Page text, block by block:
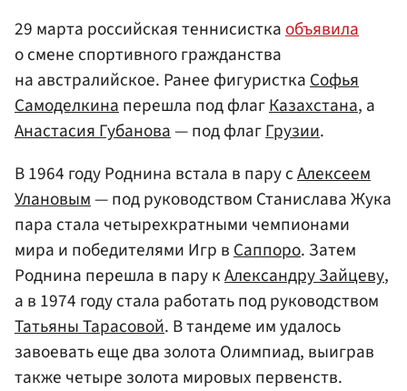
29 марта российская теннисисткаобъявила
о смене спортивного гражданства
на австралийское. Ранее фигуристкаСофья
Самоделкинаперешла под флагКазахстана, а
Анастасия Губанова— под флагГрузии.
В 1964 году Роднина встала в пару сАлексеем
Улановым— под руководством Станислава Жука
пара стала четырехкратными чемпионами
мира и победителями Игр вСаппоро. Затем
Роднина перешла в пару кАлександру Зайцеву,
а в 1974 году стала работать под руководством
Татьяны Тарасовой. В тандеме им удалось
завоевать еще два золота Олимпиад, выиграв
также четыре золота мировых первенств.